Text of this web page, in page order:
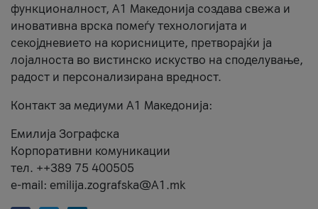
функционалност, А1 Македонија создава свежа и
иновативна врска помеѓу технологијата и
секојдневието на корисниците, претворајќи ја
лојалноста во вистинско искуство на споделување,
радост и персонализирана вредност.
Контакт за медиуми А1 Македонија:
Емилија Зографска
Корпоративни комуникации
тел. ++389 75 400505
e-mail: emilija.zografska@A1.mk